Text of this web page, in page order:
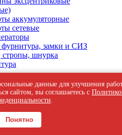
аккумуляторные
сетевые
фурнитура, замки и СИЗ
стропы, шнурка
засовы, шпингалеты
гаражные, петли-стрелы,
данные для улучшения
сайтом, вы соглашаетесь с
.
Понятно